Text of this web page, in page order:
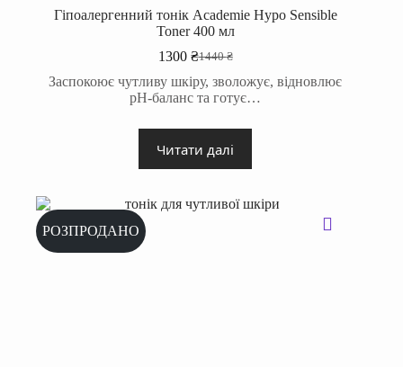
Гіпоалергенний тонік Academie Hypo Sensible
Toner 400 мл
1440₴
Оригінальна
ціна:
1440 ₴.
1300 ₴Поточна
ціна:
1300 ₴.
Заспокоює чутливу шкіру, зволожує, відновлює
pH-баланс та готує…
Читати далі
РОЗПРОДАНО